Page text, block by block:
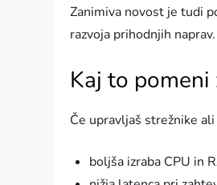
Zanimiva novost je tudi
razvoja prihodnjih
Kaj to
Če upravljaš strežnike
boljša izraba CPU in